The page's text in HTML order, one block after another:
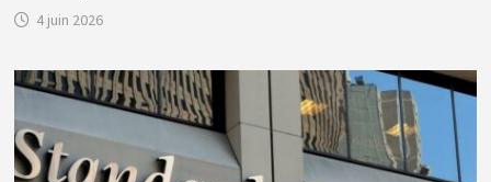
4 juin 2026